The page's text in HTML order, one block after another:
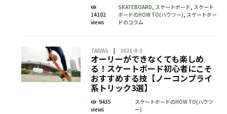
14102
views
SKATEBOARD, スケートボード, スケート
ボードのHOW TO(ハウツー), スケートボー
ドのコラム
TAIVAS 2021-8-3
オーリーができなくても楽しめ
る！スケートボード初心者にこそ
おすすめする技【ノーコンプライ
系トリック3選】
9435
views
スケートボードのHOW TO(ハウツ
ー)